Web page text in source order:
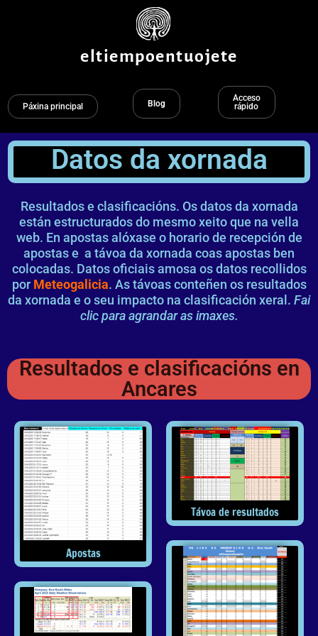
eltiempoentuojete
Páxina principal Blog
Acceso
rápido
Datos da xornada
Resultados e clasificacións. Os datos da xornada
están estructurados do mesmo xeito que na vella
web. En apostas alóxase o horario de recepción de
apostas e a távoa da xornada coas apostas ben
colocadas. Datos oficiais amosa os datos recollidos
por Meteogalicia. As távoas conteñen os resultados
da xornada e o seu impacto na clasificación xeral. Fai
clic para agrandar as imaxes.
Resultados e clasificacións en
Ancares
Apostas
Távoa de resultados